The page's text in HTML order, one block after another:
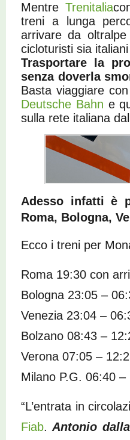
Mentre Trenitalia
treni a lunga
arrivare da
cicloturisti sia
Trasportare la
senza doverla
Basta viaggiare
Deutsche Bahn e
sulla rete italiana
Adesso infatti è
Roma, Bologna,
Ecco i treni per
Roma 19:30 con
Bologna 23:05 –
Venezia 23:04 –
Bolzano 08:43 –
Verona 07:05 –
Milano P.G. 06:40 –
“L’entrata in
Fiab.Antonio